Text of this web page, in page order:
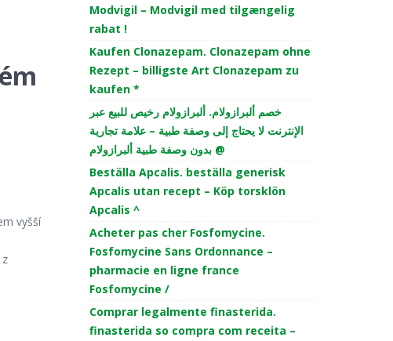
vyšší
Modvigil – Modvigil med tilgængelig
rabat !
Kaufen Clonazepam. Clonazepam ohne
Rezept – billigste Art Clonazepam zu
kaufen *
خصم ألبرازولام. ألبرازولام رخيص للبيع عبر
الإنترنت لا يحتاج إلى وصفة طبية – علامة تجارية
بدون وصفة طبية ألبرازولام @
Beställa Apcalis. beställa generisk
Apcalis utan recept – Köp torsklön
Apcalis ^
Acheter pas cher Fosfomycine.
Fosfomycine Sans Ordonnance –
pharmacie en ligne france
Fosfomycine /
Comprar legalmente finasterida.
finasterida so compra com receita –